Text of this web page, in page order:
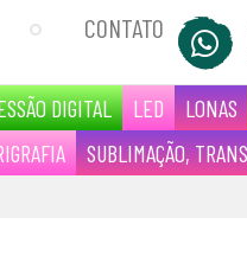
CONTATO
DIGITAL LED LONAS
SUBLIMAÇÃO,